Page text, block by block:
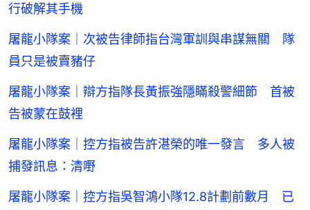
行破解其手機
屠龍小隊案｜次被告律師指台灣軍訓與串謀無關 隊
員只是被賣豬仔
屠龍小隊案｜辯方指隊長黃振強隱瞞殺警細節 首被
告被蒙在鼓裡
屠龍小隊案｜控方指被告許湛榮的唯一發言 多人被
捕發訊息：清嘢
屠龍小隊案｜控方指吳智鴻小隊12.8計劃前數月 已